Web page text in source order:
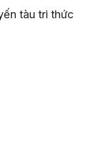
tàu tri thức